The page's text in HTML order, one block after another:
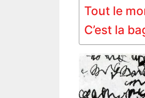
Tout le
C’est la